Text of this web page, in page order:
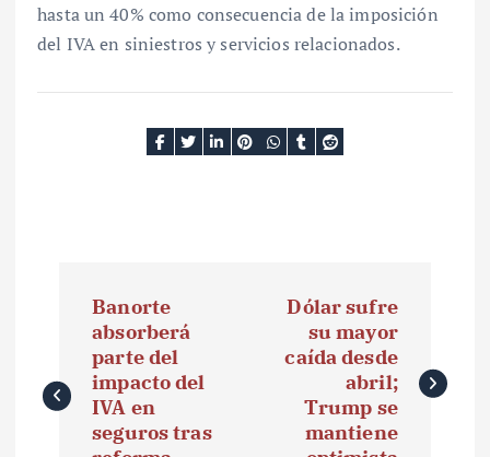
hasta un 40% como consecuencia de la imposición
del IVA en siniestros y servicios relacionados.
v
e
Banorte
absorberá
parte del
impacto del
IVA en
seguros tras
Dólar sufre
su mayor
caída desde
abril;
Trump se
mantiene